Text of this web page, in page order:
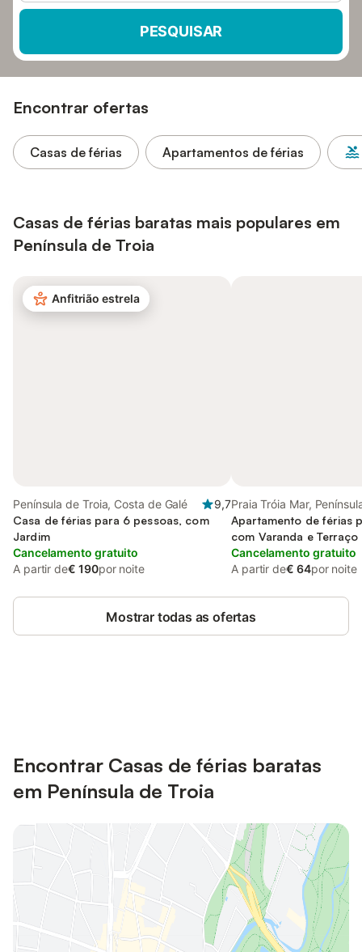
PESQUISAR
Encontrar ofertas
Casas de férias Apartamentos de férias
Casas de férias baratas mais populares em
Península de Troia
Anfitrião estrela
Península de Troia, Costa de Galé
9,7
Casa de férias para 6 pessoas, com
Jardim
Cancelamento gratuito
A partir de€ 190por noite
Praia Tróia Mar,
Apartamento de férias
com Varanda e Terraço
Cancelamento gratuito
A partir de€ 64por noite
Mostrar todas as ofertas
Encontrar Casas de férias baratas
em Península de Troia